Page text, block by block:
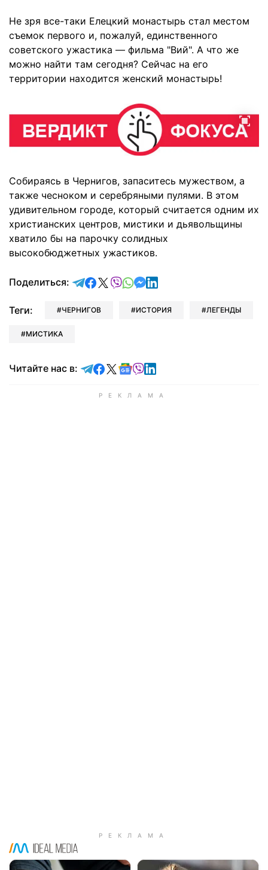
Не зря все-таки Елецкий монастырь стал местом
съемок первого и, пожалуй, единственного
советского ужастика — фильма "Вий". А что же
можно найти там сегодня? Сейчас на его
территории находится женский монастырь!
Собираясь в Чернигов, запаситесь мужеством, а
также чесноком и серебряными пулями. В этом
удивительном городе, который считается одним их
христианских центров, мистики и дьявольщины
хватило бы на парочку солидных
высокобюджетных ужастиков.
Поделиться: отправить в Telegram
поделиться в Facebook
поделиться в X
отправить в Viber
отправить в Whatsapp
отправить в Messenger
отправить в LinkedIn
Теги: ЧЕРНИГОВ ИСТОРИЯ ЛЕГЕНДЫ
МИСТИКА
Читайте нас в: Читайте в Telegram
Читайте в Facebook
Читайте в X
Читайте в Google news
Читайте в Viber
Читайте в LinkedIn